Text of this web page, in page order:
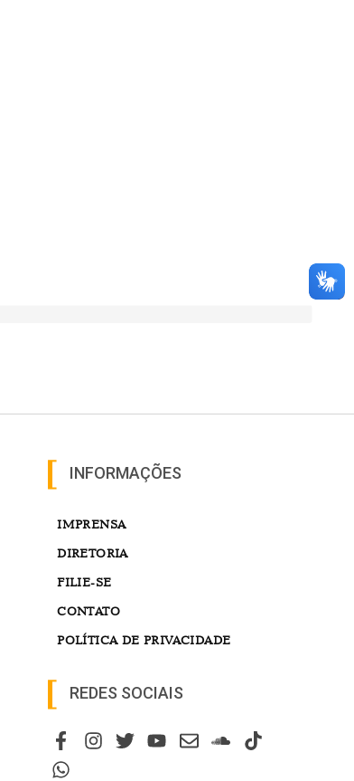
INFORMAÇÕES
IMPRENSA
DIRETORIA
FILIE-SE
CONTATO
POLÍTICA DE PRIVACIDADE
REDES SOCIAIS